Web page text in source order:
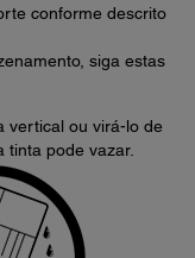
conforme descrito
siga estas
vertical ou virá-lo de
tinta pode vazar.